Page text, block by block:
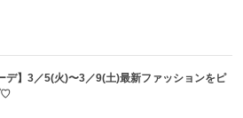
デ】3／5(火)〜3／9(土)最新ファッションをピ
♡